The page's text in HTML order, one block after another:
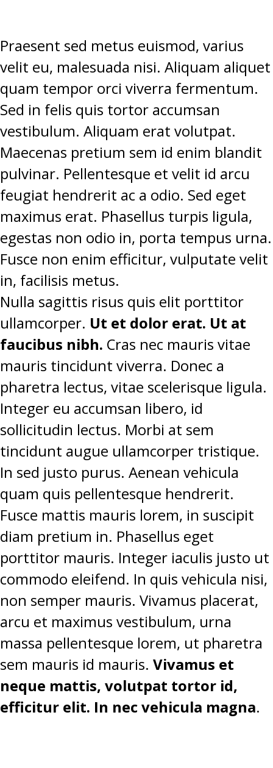
Praesent sed metus euismod, varius
velit eu, malesuada nisi. Aliquam aliquet
quam tempor orci viverra fermentum.
Sed in felis quis tortor accumsan
vestibulum. Aliquam erat volutpat.
Maecenas pretium sem id enim blandit
pulvinar. Pellentesque et velit id arcu
feugiat hendrerit ac a odio. Sed eget
maximus erat. Phasellus turpis ligula,
egestas non odio in, porta tempus urna.
Fusce non enim efficitur, vulputate velit
in, facilisis metus.
Nulla sagittis risus quis elit porttitor
ullamcorper. Ut et dolor erat. Ut at
faucibus nibh. Cras nec mauris vitae
mauris tincidunt viverra. Donec a
pharetra lectus, vitae scelerisque ligula.
Integer eu accumsan libero, id
sollicitudin lectus. Morbi at sem
tincidunt augue ullamcorper tristique.
In sed justo purus. Aenean vehicula
quam quis pellentesque hendrerit.
Fusce mattis mauris lorem, in suscipit
diam pretium in. Phasellus eget
porttitor mauris. Integer iaculis justo ut
commodo eleifend. In quis vehicula nisi,
non semper mauris. Vivamus placerat,
arcu et maximus vestibulum, urna
massa pellentesque lorem, ut pharetra
sem mauris id mauris. Vivamus et
neque mattis, volutpat tortor id,
efficitur elit. In nec vehicula magna.